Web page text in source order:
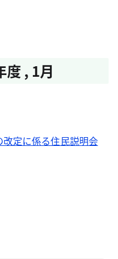
度 , 1月
定に係る住民説明会